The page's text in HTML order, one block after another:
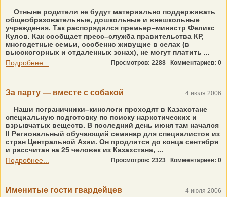
Отныне родители не будут материально поддерживать
общеобразовательные, дошкольные и внешкольные
учреждения. Так распорядился премьер–министр Феликс
Кулов. Как сообщает пресс–служба правительства КР,
многодетные семьи, особенно живущие в селах (в
высокогорных и отдаленных зонах), не могут платить ...
Подробнее...
Просмотров: 2288 Комментариев: 0
За парту — вместе с собакой 4 июля 2006
Наши пограничники–кинологи проходят в Казахстане
специальную подготовку по поиску наркотических и
взрывчатых веществ. В последний день июня там начался
II Региональный обучающий семинар для специалистов из
стран Центральной Азии. Он продлится до конца сентября
и рассчитан на 25 человек из Казахстана, ...
Подробнее...
Просмотров: 2323 Комментариев: 0
Именитые гости гвардейцев 4 июля 2006